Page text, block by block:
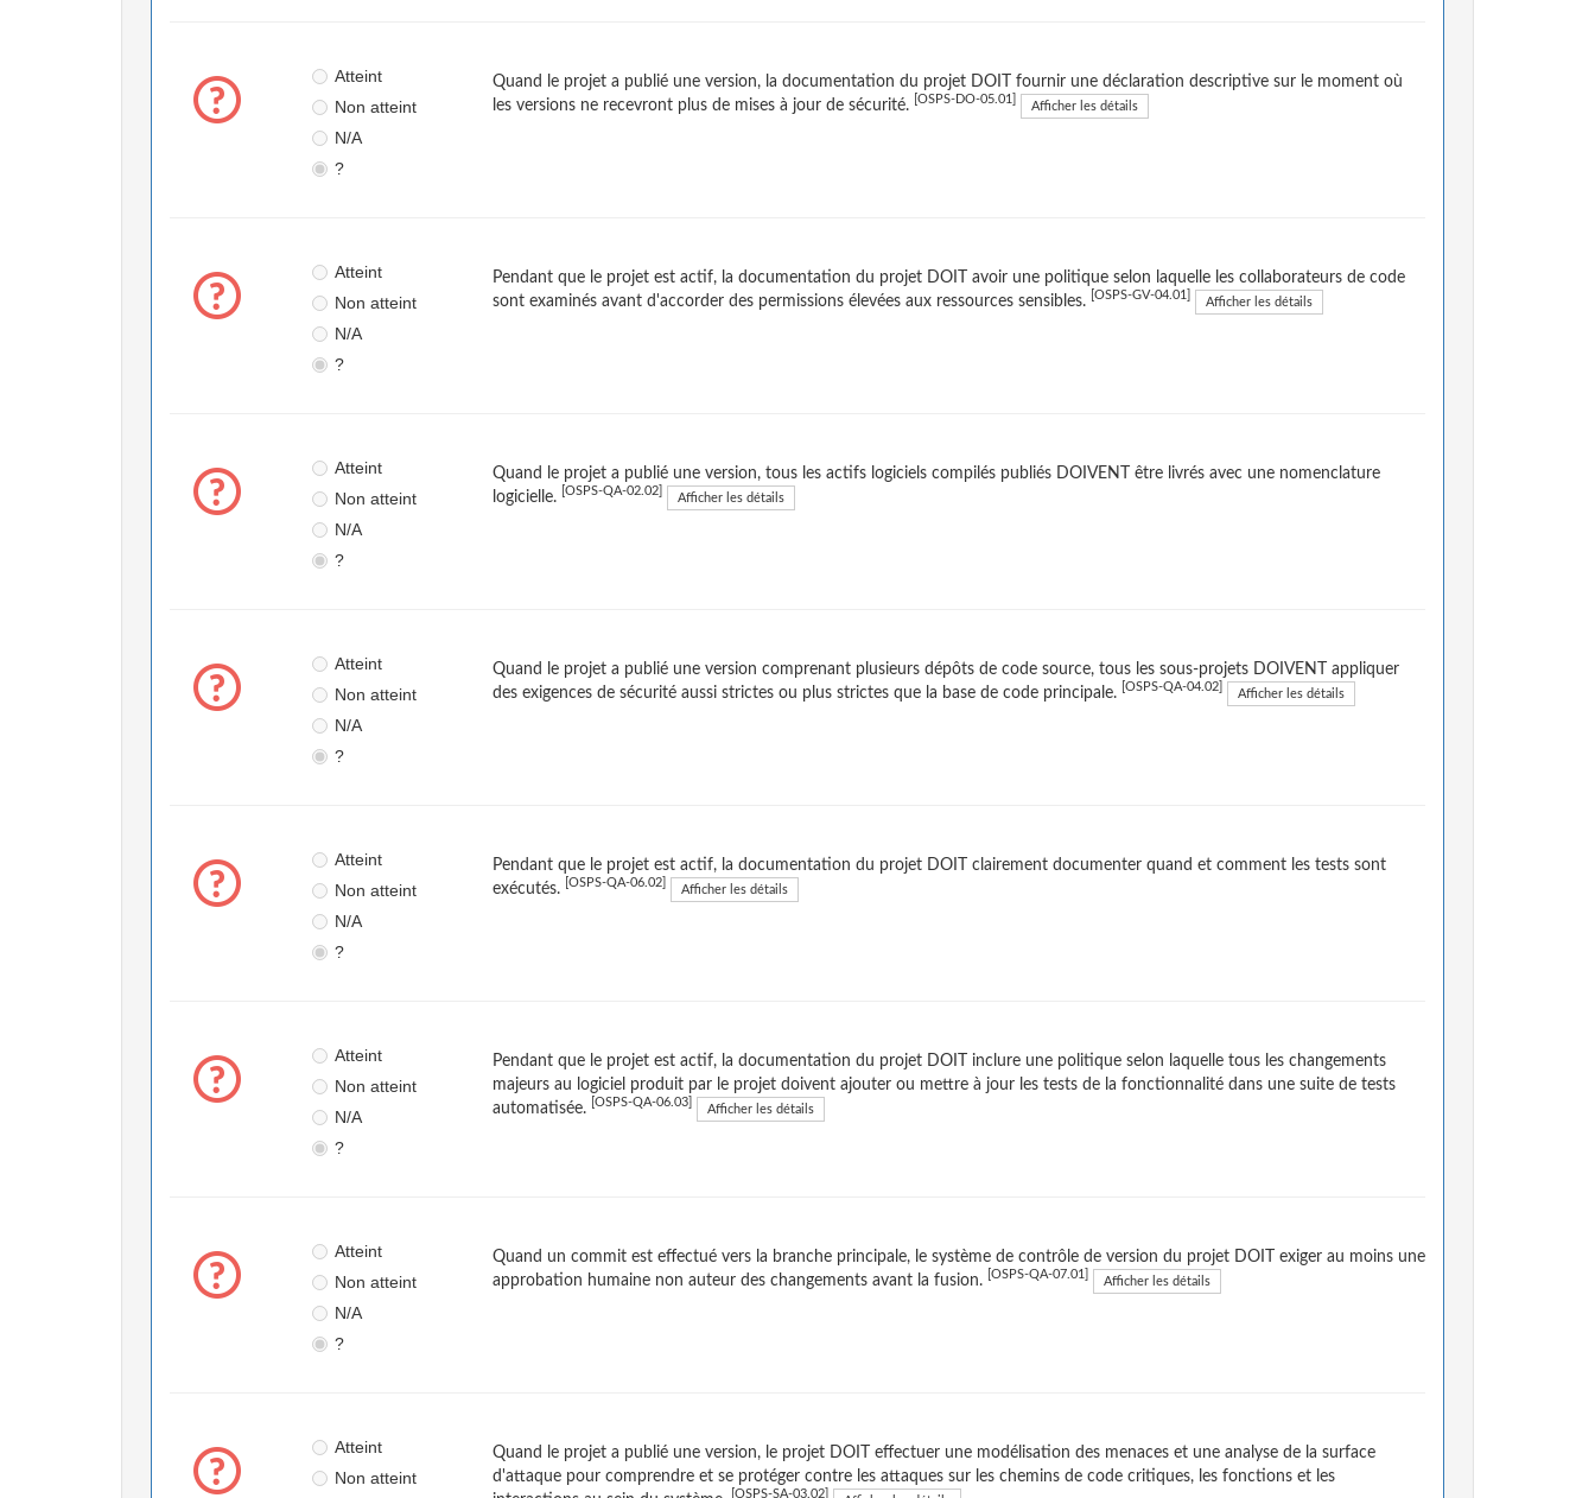
Atteint
Non atteint
N/A
?
Quand le projet a publié une version, la documentation du projet DOIT fournir une déclaration descriptive sur le moment où
les versions ne recevront plus de mises à jour de sécurité.
[OSPS-DO-05.01] Afficher les détails
Atteint
Non atteint
N/A
?
Pendant que le projet est actif, la documentation du projet DOIT avoir une politique selon laquelle les collaborateurs de code
sont examinés avant d'accorder des permissions élevées aux ressources sensibles.
[OSPS-GV-04.01] Afficher les détails
Atteint
Non atteint
N/A
?
Quand le projet a publié une version, tous les actifs logiciels compilés publiés DOIVENT être livrés avec une nomenclature
logicielle.
[OSPS-QA-02.02] Afficher les détails
Atteint
Non atteint
N/A
?
Quand le projet a publié une version comprenant plusieurs dépôts de code source, tous les sous-projets DOIVENT appliquer
des exigences de sécurité aussi strictes ou plus strictes que la base de code principale.
[OSPS-QA-04.02] Afficher les détails
Atteint
Non atteint
N/A
?
Pendant que le projet est actif, la documentation du projet DOIT clairement documenter quand et comment les tests sont
exécutés.
[OSPS-QA-06.02] Afficher les détails
Atteint
Non atteint
N/A
?
Pendant que le projet est actif, la documentation du projet DOIT inclure une politique selon laquelle tous les changements
majeurs au logiciel produit par le projet doivent ajouter ou mettre à jour les tests de la fonctionnalité dans une suite de tests
automatisée.
[OSPS-QA-06.03] Afficher les détails
Atteint
Non atteint
N/A
?
Quand un commit est effectué vers la branche principale, le système de contrôle de version du projet DOIT exiger au moins une
approbation humaine non auteur des changements avant la fusion.
[OSPS-QA-07.01] Afficher les détails
Atteint
Non atteint
Quand le projet a publié une version, le projet DOIT effectuer une modélisation des menaces et une analyse de la surface
d'attaque pour comprendre et se protéger contre les attaques sur les chemins de code critiques, les fonctions et les
[OSPS-SA-03.02]